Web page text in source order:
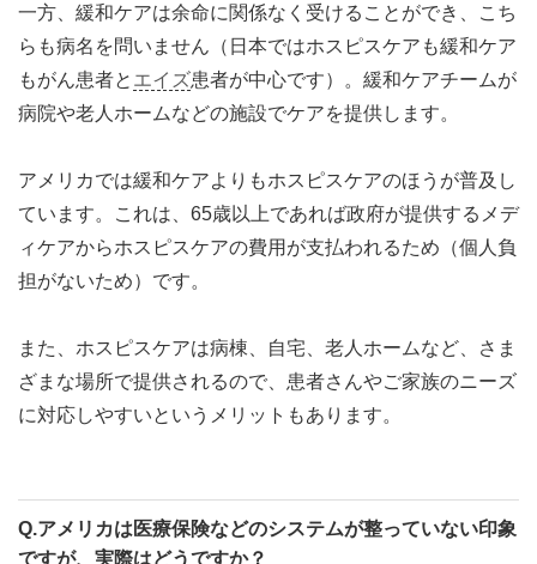
一方、緩和ケアは余命に関係なく受けることができ、こち
らも病名を問いません（日本ではホスピスケアも緩和ケア
もがん患者と エイズ患者が中心です）。緩和ケアチームが
病院や老人ホームなどの施設でケアを提供します。
アメリカでは緩和ケアよりもホスピスケアのほうが普及し
ています。これは、65歳以上であれば政府が提供するメデ
ィケアからホスピスケアの費用が支払われるため（個人負
担がないため）です。
また、ホスピスケアは病棟、自宅、老人ホームなど、さま
ざまな場所で提供されるので、患者さんやご家族のニーズ
に対応しやすいというメリットもあります。
Q.アメリカは医療保険などのシステムが整っていない印象
ですが、実際はどうですか？